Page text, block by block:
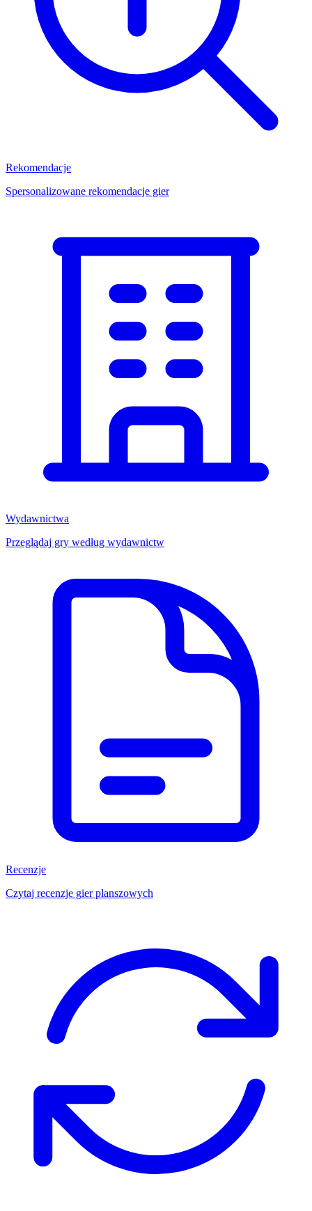
Rekomendacje
Spersonalizowane rekomendacje gier
Wydawnictwa
Przeglądaj gry według wydawnictw
Recenzje
Czytaj recenzje gier planszowych